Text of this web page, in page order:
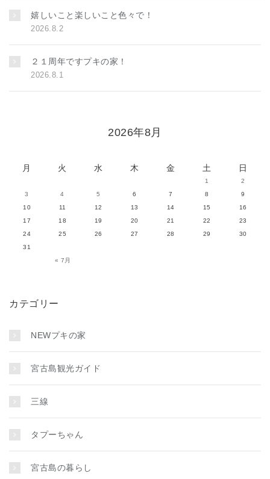
嬉しいこと楽しいこと色々で！
2026.8.2
２１周年ですプキの家！
2026.8.1
2026年8月
月 火 水 木 金 土 日
« 7月
1
2
3
4 5 6 7 8
9
10
11 12 13 14 15
16
17
18 19 20 21 22
23
24
25 26 27 28 29
30
31
カテゴリー
NEWプキの家
宮古島観光ガイド
三線
タプーちゃん
宮古島の暮らし